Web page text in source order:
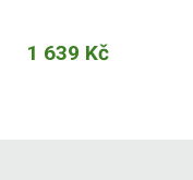
1 639 Kč